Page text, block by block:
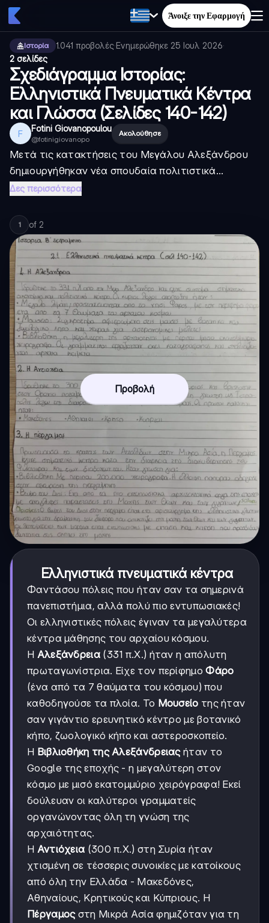
Άνοιξε την Εφαρμογή
Ιστορία 1.041 προβολές·Ενημερώθηκε 25 Ιουλ 2026·
2 σελίδες
Σχεδιάγραμμα Ιστορίας:
Ελληνιστικά Πνευματικά Κέντρα
και Γλώσσα (Σελίδες 140-142)
F Fotini Giovanopoulou
@fotinigiovanopo
Ακολούθησε
Μετά τις κατακτήσεις του Μεγάλου Αλεξάνδρου
δημιουργήθηκαν νέα σπουδαία πολιτιστικά...
Δες περισσότερα
1 of 2
Προβολή
Ελληνιστικά πνευματικά κέντρα
Φαντάσου πόλεις που ήταν σαν τα σημερινά
πανεπιστήμια, αλλά πολύ πιο εντυπωσιακές!
Οι ελληνιστικές πόλεις έγιναν τα μεγαλύτερα
κέντρα μάθησης του αρχαίου κόσμου.
Η Αλεξάνδρεια(331 π.Χ.) ήταν η απόλυτη
πρωταγωνίστρια. Είχε τον περίφημοΦάρο
(ένα από τα 7 θαύματα του κόσμου) που
καθοδηγούσε τα πλοία. Το Μουσείο της ήταν
σαν γιγάντιο ερευνητικό κέντρο με βοτανικό
κήπο, ζωολογικό κήπο και αστεροσκοπείο.
Η Βιβλιοθήκη της Αλεξάνδρειαςήταν το
Google της εποχής - η μεγαλύτερη στον
κόσμο με μισό εκατομμύριο χειρόγραφα! Εκεί
δούλευαν οι καλύτεροι γραμματείς
οργανώνοντας όλη τη γνώση της
αρχαιότητας.
Η Αντιόχεια (300 π.Χ.) στη Συρία ήταν
χτισμένη σε τέσσερις συνοικίες με κατοίκους
από όλη την Ελλάδα - Μακεδόνες,
Αθηναίους, Κρητικούς και Κύπριους. Η
Πέργαμοςστη Μικρά Ασία φημιζόταν για τη